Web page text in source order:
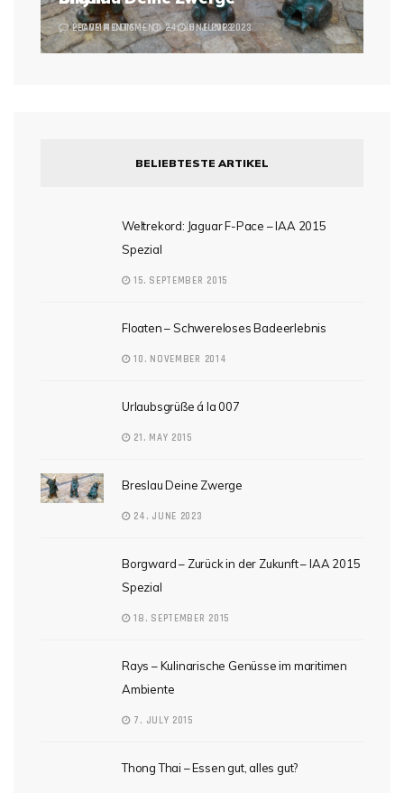
2 COMMENTS 24. JUNE 2023
LEAVE A COMMENT 6. JUNE 2023
BELIEBTESTE ARTIKEL
Weltrekord: Jaguar F-Pace – IAA 2015
Spezial
15. SEPTEMBER 2015
Floaten – Schwereloses Badeerlebnis
10. NOVEMBER 2014
Urlaubsgrüße á la 007
21. MAY 2015
Breslau Deine Zwerge
24. JUNE 2023
Borgward – Zurück in der Zukunft – IAA 2015
Spezial
18. SEPTEMBER 2015
Rays – Kulinarische Genüsse im maritimen
Ambiente
7. JULY 2015
Thong Thai – Essen gut, alles gut?